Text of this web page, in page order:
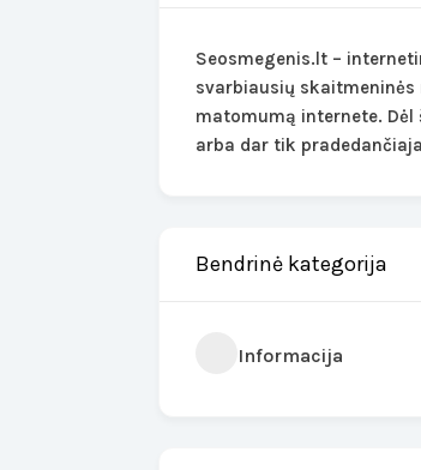
Seosmegenis.lt –
svarbiausių
matomumą internete.
arba dar tik
Bendrinė kategorija
Informacija